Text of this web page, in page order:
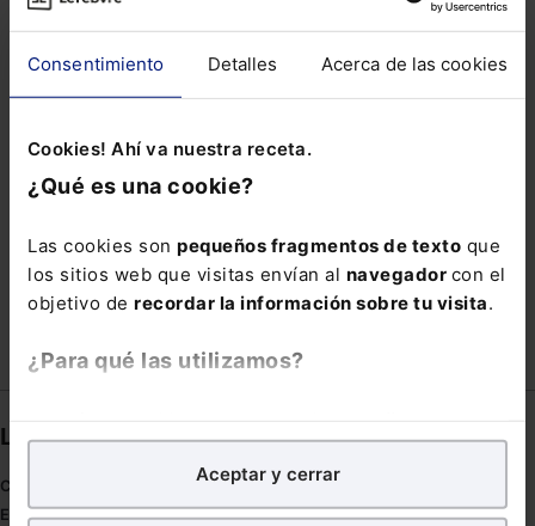
Consentimiento Detalles Acerca de las cookies
Cookies! Ahí va nuestra receta.
¿Qué es una cookie?
Las cookies son pequeños fragmentos de texto que
los sitios web que visitas envían al navegador con el
objetivo de recordar la información sobre tu visita.
¿Para qué las utilizamos?
analíticospara tratar demejorar tu experienciaen
nuestra página web. También con fines publicitarios,
para poder mostrarte publicidad y contenidos de tu
Aceptar y cerrar
DETECTIVE DISEÑO
FIRMA ELECTRÓNICA CUALIFICADA
GASTO PÚBLICO INFORMATICOS
MEDIASET MIR NIETO
REVALORIZACION TRANSPORTES VOTACIÓN
Links directos
Coronavirus
Estudio de salud abogacía